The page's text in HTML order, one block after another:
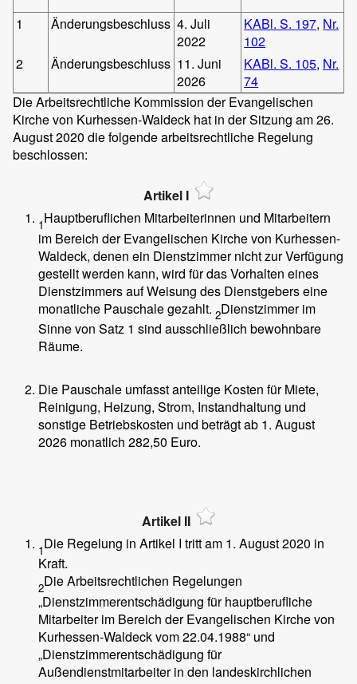
1 Änderungsbeschluss 4. Juli
2022
KABl. S. 197, Nr.
102
2
Änderungsbeschluss 11. Juni
2026
KABl. S. 105, Nr.
74
Die Arbeitsrechtliche Kommission der Evangelischen
Kirche von Kurhessen-Waldeck hat in der Sitzung am 26.
August 2020 die folgende arbeitsrechtliche Regelung
beschlossen:
Artikel I
1Hauptberuflichen Mitarbeiterinnen und Mitarbeitern
im Bereich der Evangelischen Kirche von Kurhessen-
Waldeck, denen ein Dienstzimmer nicht zur Verfügung
gestellt werden kann, wird für das Vorhalten eines
Dienstzimmers auf Weisung des Dienstgebers eine
monatliche Pauschale gezahlt. 2Dienstzimmer im
Sinne von Satz 1 sind ausschließlich bewohnbare
Räume.
Die Pauschale umfasst anteilige Kosten für Miete,
Reinigung, Heizung, Strom, Instandhaltung und
sonstige Betriebskosten und beträgt ab 1. August
2026 monatlich 282,50 Euro.
Artikel II
1Die Regelung in Artikel I tritt am 1. August 2020 in
Kraft.
2Die Arbeitsrechtlichen Regelungen
„Dienstzimmerentschädigung für hauptberufliche
Mitarbeiter im Bereich der Evangelischen Kirche von
Kurhessen-Waldeck vom 22.04.1988“ und
„Dienstzimmerentschädigung für
Außendienstmitarbeiter in den landeskirchlichen